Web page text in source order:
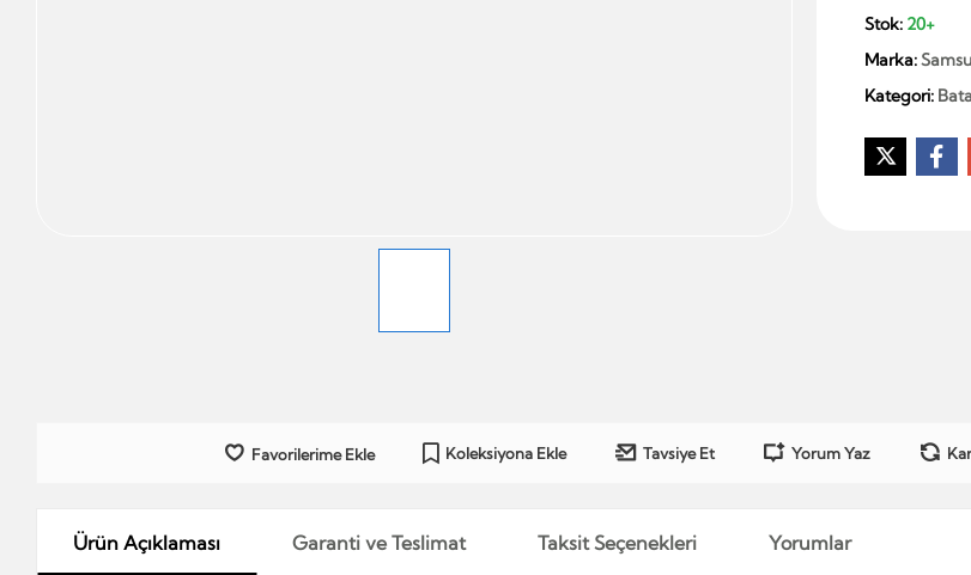
Stok: 20+
Marka:
Kategori:
Favorilerime Ekle Koleksiyona Ekle Tavsiye Et Yorum Yaz
Ürün Açıklaması Garanti ve Teslimat Taksit Seçenekleri Yorumlar